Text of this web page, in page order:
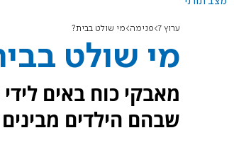
ערוץ 7 פנימה מי שולט בבית?
מי שולט
מאבקי כוח באים
שבהם הילדים